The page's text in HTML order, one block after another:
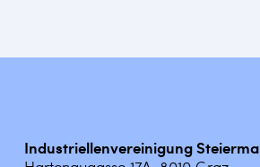
Industriellenvereinigung